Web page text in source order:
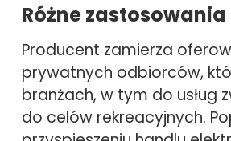
Różne zastosowania
Producent zamierza
prywatnych odbiorców,
branżach, w tym do usług
do celów rekreacyjnych.